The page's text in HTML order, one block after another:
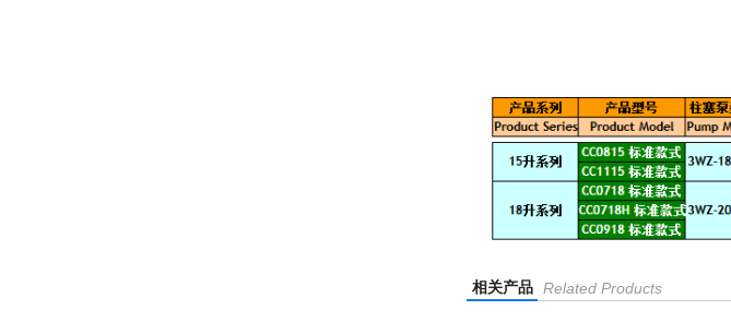
相关产品 Related Products